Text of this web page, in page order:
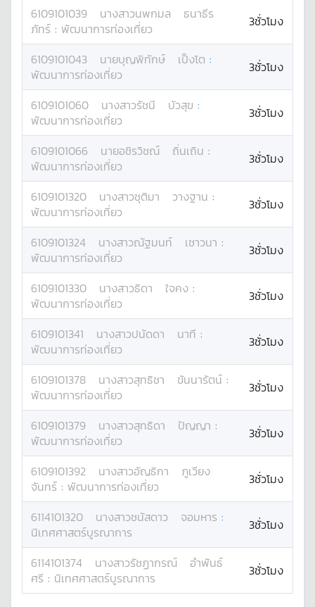
6109101039 นางสาวนพกมล
ธนาธีร
ภัทร์ : พัฒนาการท่องเที่ยว 3ชั่วโมง
6109101043 นายบุญพิทักษ์ เป็งโต :
พัฒนาการท่องเที่ยว
3ชั่วโมง
6109101060 นางสาวรัชนี บัวสุข :
พัฒนาการท่องเที่ยว
3ชั่วโมง
6109101066 นายอชิรวิชณ์ ถิ่นเถิน :
พัฒนาการท่องเที่ยว
3ชั่วโมง
6109101320 นางสาวชุติมา วางฐาน :
พัฒนาการท่องเที่ยว
3ชั่วโมง
6109101324 นางสาวณัฐมนท์ เชาวนา :
พัฒนาการท่องเที่ยว
3ชั่วโมง
6109101330 นางสาวธิดา ใจคง :
พัฒนาการท่องเที่ยว
3ชั่วโมง
6109101341 นางสาวปนัดดา นาที :
พัฒนาการท่องเที่ยว
3ชั่วโมง
6109101378 นางสาวสุทธิชา ขันนารัตน์ :
พัฒนาการท่องเที่ยว
3ชั่วโมง
6109101379 นางสาวสุทธิดา ปัญญา :
พัฒนาการท่องเที่ยว
3ชั่วโมง
6109101392 นางสาวอัญธิกา
ภูเวียง
จันทร์ : พัฒนาการท่องเที่ยว 3ชั่วโมง
6114101320 นางสาวชนัสดาว จอมหาร :
นิเทศศาสตร์บูรณาการ
3ชั่วโมง
6114101374 นางสาวรัชฏากรณ์
อำพันธ์
ศรี : นิเทศศาสตร์บูรณาการ 3ชั่วโมง